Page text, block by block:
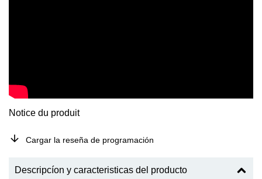
Notice du produit
Cargar la reseña de programación
Descripcíon y caracteristicas del producto